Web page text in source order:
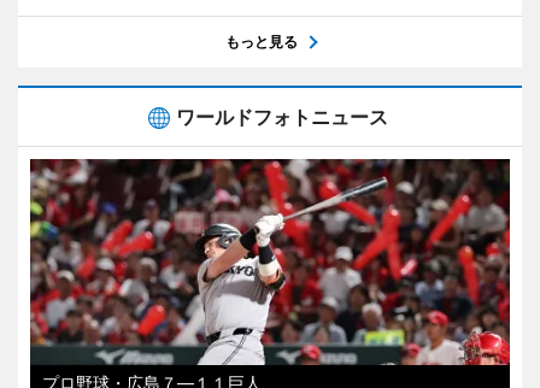
もっと見る
ワールドフォトニュース
プロ野球・広島７―１１巨人